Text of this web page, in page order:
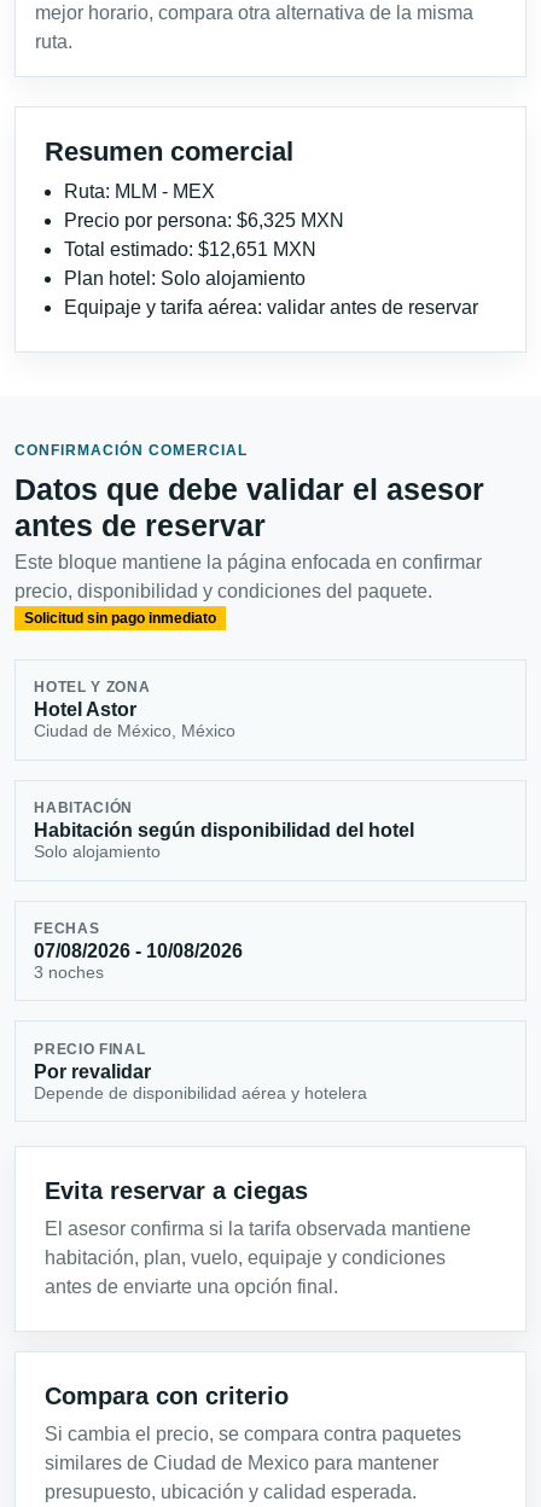
mejor horario, compara otra alternativa de la misma
ruta.
Resumen comercial
Ruta: MLM - MEX
Precio por persona: $6,325 MXN
Total estimado: $12,651 MXN
Plan hotel: Solo alojamiento
Equipaje y tarifa aérea: validar antes de reservar
CONFIRMACIÓN COMERCIAL
Datos que debe validar el asesor
antes de reservar
Este bloque mantiene la página enfocada en confirmar
precio, disponibilidad y condiciones del paquete.
Solicitud sin pago inmediato
HOTEL Y ZONA
Hotel Astor
Ciudad de México, México
HABITACIÓN
Habitación según disponibilidad del hotel
Solo alojamiento
FECHAS
07/08/2026 - 10/08/2026
3 noches
PRECIO FINAL
Por revalidar
Depende de disponibilidad aérea y hotelera
Evita reservar a ciegas
El asesor confirma si la tarifa observada mantiene
habitación, plan, vuelo, equipaje y condiciones
antes de enviarte una opción final.
Compara con criterio
Si cambia el precio, se compara contra paquetes
similares de Ciudad de Mexico para mantener
presupuesto, ubicación y calidad esperada.